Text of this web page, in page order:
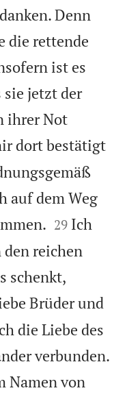
Denn
die rettende
ist es
jetzt der
ihrer Not
dort bestätigt
auf dem Weg


29 Ich
den reichen
schenkt,
Brüder und
die Liebe des
verbunden.
Namen von